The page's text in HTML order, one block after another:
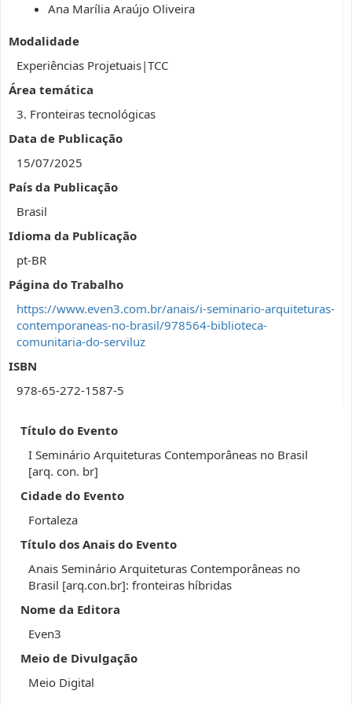
Ana Marília Araújo Oliveira
Modalidade
Experiências Projetuais|TCC
Área temática
3. Fronteiras tecnológicas
Data de Publicação
15/07/2025
País da Publicação
Brasil
Idioma da Publicação
pt-BR
Página do Trabalho
https://www.even3.com.br/anais/i-seminario-arquiteturas-
contemporaneas-no-brasil/978564-biblioteca-
comunitaria-do-serviluz
ISBN
978-65-272-1587-5
Título do Evento
I Seminário Arquiteturas Contemporâneas no Brasil
[arq. con. br]
Cidade do Evento
Fortaleza
Título dos Anais do Evento
Anais Seminário Arquiteturas Contemporâneas no
Brasil [arq.con.br]: fronteiras híbridas
Nome da Editora
Even3
Meio de Divulgação
Meio Digital